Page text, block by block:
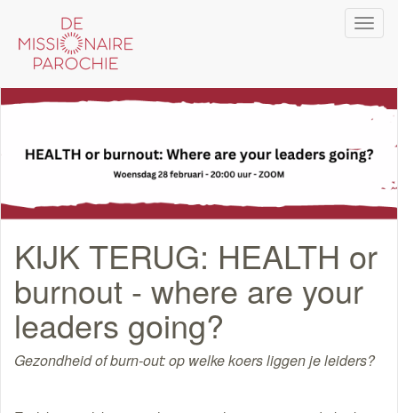
naar
inhoud
KIJK TERUG: HEALTH or
burnout - where are your
leaders going?
Gezondheid of burn-out: op welke koers liggen je leiders?